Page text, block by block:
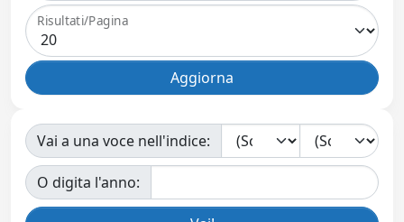
Risultati/Pagina
Vai a una voce nell'indice:
O digita l'anno: